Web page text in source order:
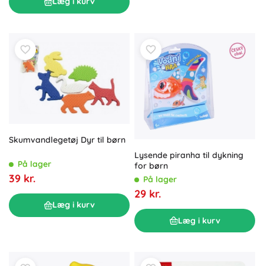
Skumvandlegetøj Dyr til børn
På lager
39 kr.
Læg i kurv
Lysende piranha til dykning
for børn
På lager
29 kr.
Læg i kurv